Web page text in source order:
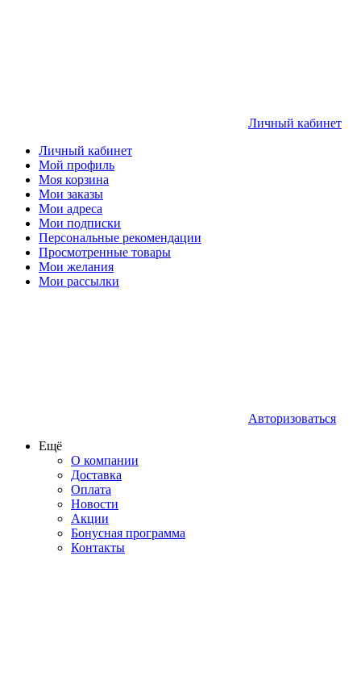
Личный кабинет
Личный кабинет
Мой профиль
Моя корзина
Мои заказы
Мои адреса
Мои подписки
Персональные рекомендации
Просмотренные товары
Мои желания
Мои рассылки
Авторизоваться
Ещё
О компании
Доставка
Оплата
Новости
Акции
Бонусная программа
Контакты